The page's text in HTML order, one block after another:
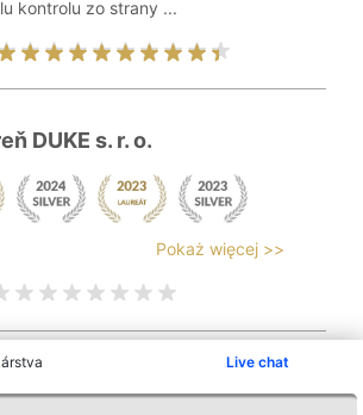
Live chat
kontrolu zo strany ...
DUKE s. r. o.
Pokaż więcej >>
Laureáti
Kontakt